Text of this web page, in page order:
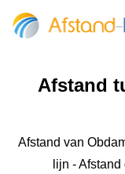
Afstand
Afstand van
lijn -